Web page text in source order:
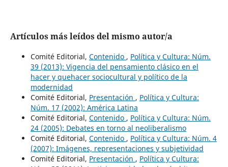
Artículos más leídos del mismo autor/a
Comité Editorial, Contenido , Política y Cultura: Núm.
39 (2013): Vigencia del pensamiento clásico en el
hacer y quehacer sociocultural y político de la
modernidad
Comité Editorial, Presentación , Política y Cultura:
Núm. 17 (2002): América Latina
Comité Editorial, Contenido , Política y Cultura: Núm.
24 (2005): Debates en torno al neoliberalismo
Comité Editorial, Contenido , Política y Cultura: Núm. 4
(2007): Imágenes, representaciones y subjetividad
Comité Editorial, Presentación , Política y Cultura: